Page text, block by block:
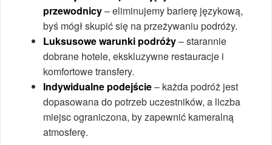
przewodnicy– eliminujemy barierę językową,
byś mógł skupić się na przeżywaniu podróży.
Luksusowe warunki podróży– starannie
dobrane hotele, ekskluzywne restauracje i
komfortowe transfery.
Indywidualne podejście– każda podróż jest
dopasowana do potrzeb uczestników, a liczba
miejsc ograniczona, by zapewnić kameralną
atmosferę.